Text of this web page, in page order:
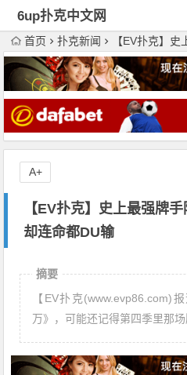
6up扑克中文网
首页 扑克新闻 【EV扑克】史上最
【EV扑克】史上最强牌
却连命都DU输
A+
摘要
【EV扑克(www.evp86.com)
万》，可能还记得第四季里那场